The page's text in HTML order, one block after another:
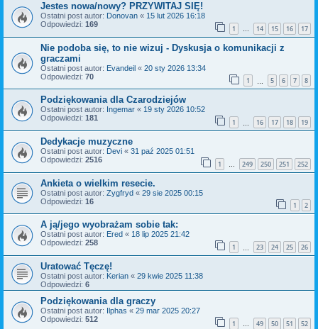
Jestes nowa/nowy? PRZYWITAJ SIĘ!
Ostatni post autor: Donovan « 15 lut 2026 16:18
Odpowiedzi: 169 1 … 14 15 16 17
Nie podoba się, to nie wizuj - Dyskusja o komunikacji z
graczami
Ostatni post autor: Evandeil « 20 sty 2026 13:34
Odpowiedzi: 70 1 5 6 7 8
Podziękowania dla Czarodziejów
Ostatni post autor: Ingemar « 19 sty 2026 10:52
Odpowiedzi: 181 1 16 17 18 19
Dedykacje muzyczne
Ostatni post autor: Devi « 31 paź 2025 01:51
Odpowiedzi: 2516 1 … 249 250 251 252
Ankieta o wielkim resecie.
Ostatni post autor: Zygfryd « 29 sie 2025 00:15
Odpowiedzi: 16 1 2
A ją/jego wyobrażam sobie tak:
Ostatni post autor: Ered « 18 lip 2025 21:42
Odpowiedzi: 258 1 23 24 25 26
Uratować Tęczę!
Ostatni post autor: Kerian « 29 kwie 2025 11:38
Odpowiedzi: 6
Podziękowania dla graczy
Ostatni post autor: Ilphas « 29 mar 2025 20:27
Odpowiedzi: 512 1 … 49 50 51 52